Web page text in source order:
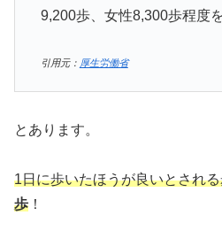
9,200歩、女性8,300歩程度
引用元： 厚生労働省
とあります。
1日に歩いたほうが良いとされ
歩 ！